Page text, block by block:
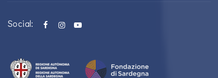
Social: